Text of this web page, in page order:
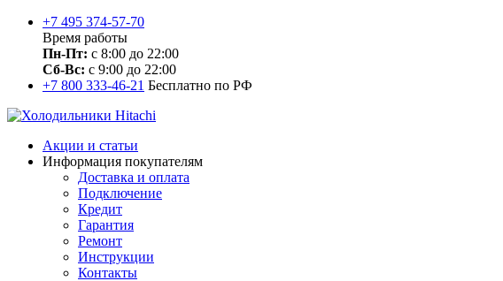
+7 495 374-57-70
Время работы
Пн-Пт: с 8:00 до 22:00
Сб-Вс: с 9:00 до 22:00
+7 800 333-46-21 Бесплатно по РФ
Акции и статьи
Информация покупателям
Доставка и оплата
Подключение
Кредит
Гарантия
Ремонт
Инструкции
Контакты